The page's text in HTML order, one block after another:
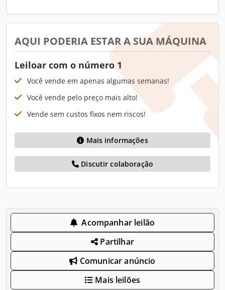
AQUI PODERIA ESTAR A SUA MÁQUINA
Leiloar com o número 1
Você vende em apenas algumas semanas!
Você vende pelo preço mais alto!
Vende sem custos fixos nem riscos!
Mais informações
Discutir colaboração
Acompanhar leilão
Partilhar
Comunicar anúncio
Mais leilões